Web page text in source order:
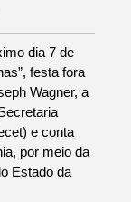
dia 7 de
festa fora
Wagner, a
e conta
por meio da
Estado da